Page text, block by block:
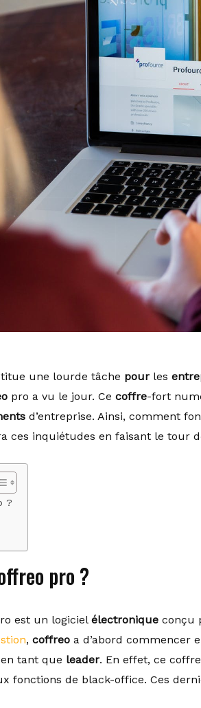
une lourde tâche pourles
pro a vu le jour. Ce coffre-fort
d’entreprise. Ainsi, comment
ces inquiétudes en faisant le tour
?
pro ?
est un logiciel électroniqueconçu
, coffreoa d’abord commencer
tant que leader. En effet, ce
fonctions de black-office. Ces